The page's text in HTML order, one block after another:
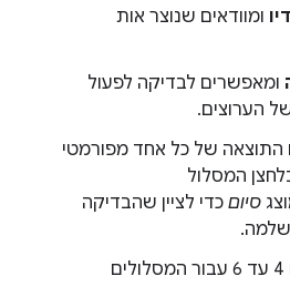
ומוודאים שנוצר אות
ומאפשרים לבדיקה לפעול
הערוצים.
התוצאה של כל אחד מפורמטי
המסלול
סיום כדי לציין שהבדיקה
מבצעים את שלבים 4 עד 6 עבור המסלולים